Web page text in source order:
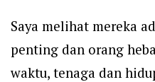
Saya melihat mereka
penting dan orang
waktu, tenaga dan